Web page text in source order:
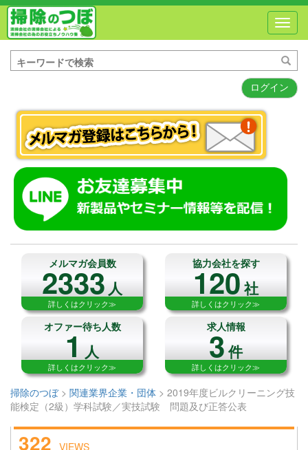
ログイン
メルマガ会員数
2333人
詳しくはクリック≫
協力会社を探す
120社
詳しくはクリック≫
オファー待ち人数
1人
詳しくはクリック≫
求人情報
3件
詳しくはクリック≫
掃除のつぼ> 関連業界企業・団体 > 2019年度ビルクリーニング技
能検定（2級）学科試験／実技試験 問題及び正答公表
322 VIEWS